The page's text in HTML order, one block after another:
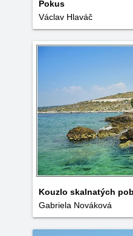
Pokus
Václav Hlaváč
Kouzlo skalnatých
Gabriela Nováková